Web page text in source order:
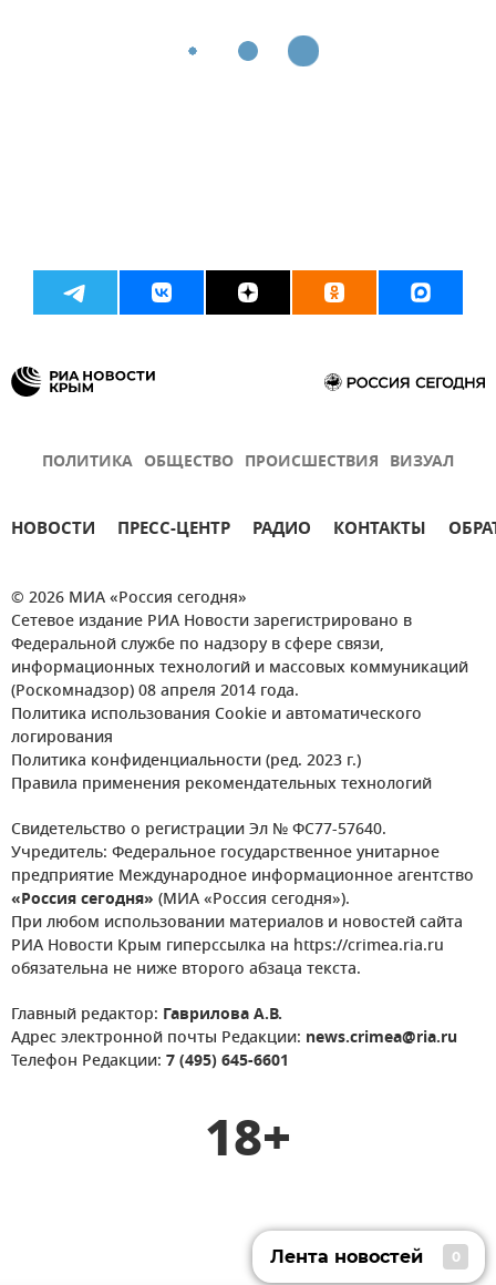
ПОЛИТИКА ОБЩЕСТВО ПРОИСШЕСТВИЯ ВИЗУАЛ
НОВОСТИ ПРЕСС-ЦЕНТР РАДИО КОНТАКТЫ
© 2026 МИА «Россия сегодня»
Сетевое издание РИА Новости зарегистрировано в
Федеральной службе по надзору в сфере связи,
информационных технологий и массовых коммуникаций
(Роскомнадзор) 08 апреля 2014 года.
Политика использования Cookie и автоматического
логирования
Политика конфиденциальности (ред. 2023 г.)
Правила применения рекомендательных технологий
Свидетельство о регистрации Эл № ФС77-57640.
Учредитель: Федеральное государственное унитарное
предприятие Международное информационное агентство
«Россия сегодня» (МИА «Россия сегодня»).
При любом использовании материалов и новостей сайта
РИА Новости Крым гиперссылка на https://crimea.ria.ru
обязательна не ниже второго абзаца текста.
Главный редактор: Гаврилова А.В.
Адрес электронной почты Редакции: news.crimea@ria.ru
Телефон Редакции: 7 (495) 645-6601
18+
Лента новостей 0